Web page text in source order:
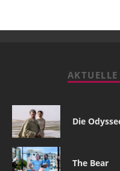
Die
The Bear